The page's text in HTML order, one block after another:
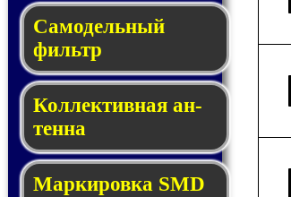
Самодельный
фильтр
Кол­лек­тив­ная ан­
тен­на
Мар­ки­ров­ка SMD